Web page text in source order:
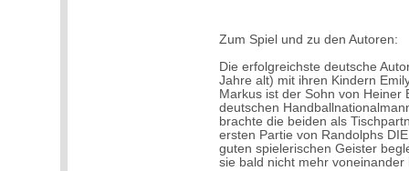
Zum Spiel und zu den Autoren:
Die erfolgreichste deutsche
Jahre alt) mit ihren Kindern
Markus ist der Sohn von
deutschen
brachte die beiden als
ersten Partie von Randolphs
guten spielerischen Geister
sie bald nicht mehr voneinander